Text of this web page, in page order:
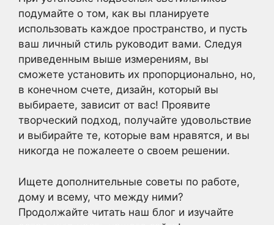
подумайте о том, как вы планируете
использовать каждое пространство, и пусть
ваш личный стиль руководит вами. Следуя
приведенным выше измерениям, вы
сможете установить их пропорционально, но,
в конечном счете, дизайн, который вы
выбираете, зависит от вас! Проявите
творческий подход, получайте удовольствие
и выбирайте те, которые вам нравятся, и вы
никогда не пожалеете о своем решении.
Ищете дополнительные советы по работе,
дому и всему, что между ними?
Продолжайте читать наш блог и изучайте